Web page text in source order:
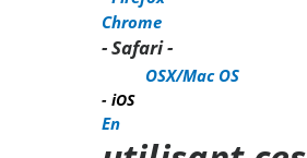
Chrome
- Safari -
OSX/Mac OS
- iOS
En